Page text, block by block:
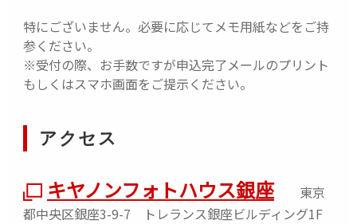
2019年に旅コンテンツをメインに映像制作を開始し、
1年半後に前職を退社。
現在はフリーランスとして東京を拠点に観光、スポー
り組む。
SNSコンテンツクリエイターとしても活動しており、I
日本では珍しい、壮大な自然を捉えたシネマティック
表現と、映像を引き立てるカラーグレーディングを得
特にございません。必要に応じてメモ用紙などをご持
参ください。
※受付の際、お手数ですが申込完了メールのプリント
もしくはスマホ画面をご提示ください。
アクセス
キヤノンフォトハウス銀座東京
都中央区銀座3-9-7 トレランス銀座ビルディング1F